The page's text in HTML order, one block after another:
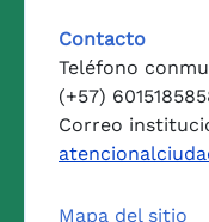
Contacto
Teléfono
(+57)
Correo
Mapa del sitio